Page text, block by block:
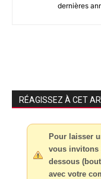
dernières
RÉAGISSEZ À CET
Pour laisser
vous invitons
dessous
avec votre